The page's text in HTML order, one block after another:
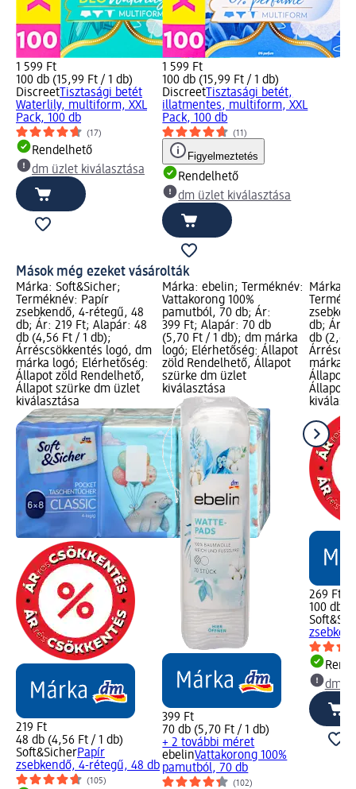
1 599 Ft
100 db (15,99 Ft / 1 db)
DiscreetTisztasági betét
Waterlily, multiform, XXL
Pack, 100 db
(17)
Rendelhető
dm üzlet kiválasztása
1 599 Ft
100 db (15,99 Ft / 1 db)
DiscreetTisztasági betét,
illatmentes, multiform, XXL
Pack, 100 db
(11)
Figyelmeztetés
Rendelhető
dm üzlet kiválasztása
Mások még ezeket vásárolták
Márka: Soft&Sicher;
Terméknév: Papír
zsebkendő, 4-rétegű, 48
db; Ár: 219 Ft; Alapár: 48
db (4,56 Ft / 1 db);
Árréscsökkentés logó, dm
márka logó; Elérhetőség:
Állapot zöld Rendelhető,
Állapot szürke dm üzlet
kiválasztása
219 Ft
48 db (4,56 Ft / 1 db)
Soft&SicherPapír
zsebkendő, 4-rétegű, 48 db
(105)
Márka: ebelin; Terméknév:
Vattakorong 100%
pamutból, 70 db; Ár:
399 Ft; Alapár: 70 db
(5,70 Ft / 1 db); dm márka
logó; Elérhetőség: Állapot
zöld Rendelhető, Állapot
szürke dm üzlet
kiválasztása
399 Ft
70 db (5,70 Ft / 1 db)
+ 2 további méret
ebelinVattakorong 100%
pamutból, 70 db
(102)
Márka:
db; Ár:
db (2,69
márka
Állapot
Állapot
269 Ft
100 db
dm